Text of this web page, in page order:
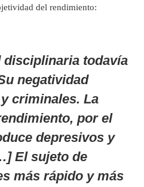
del rendimiento:
disciplinaria todavía
negatividad
criminales. La
por el
depresivos y
El sujeto de
más rápido y más